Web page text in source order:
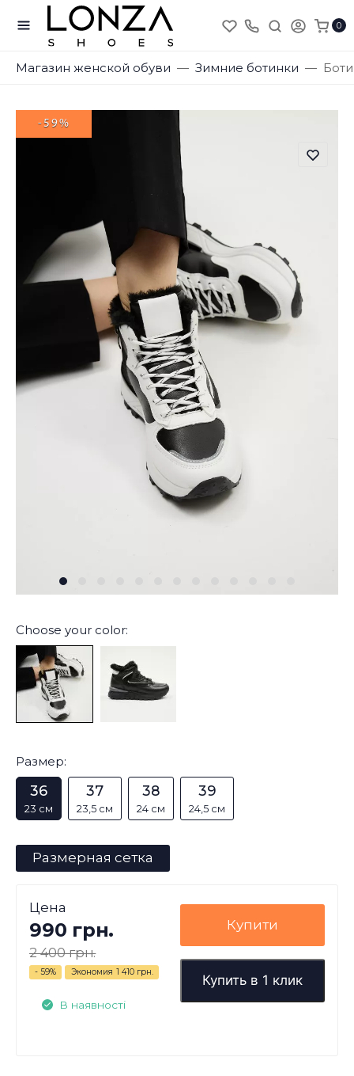
0
Магазин женской обуви Зимние ботинки
-59%
Choose your color:
Размер:
36
23 см
37
23,5 см
38
24 см
39
24,5 см
Размерная сетка
Цена
990 грн.
2 400 грн.
- 59% Экономия 1 410 грн.
В наявності
Купити
Купить в 1 клик